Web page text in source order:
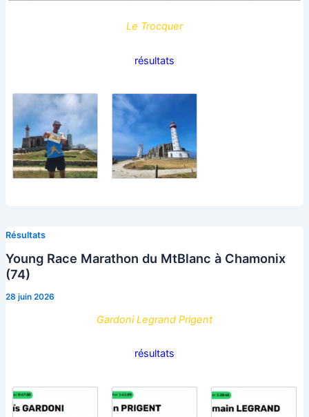
Le Trocquer
résultats
Résultats
Young Race Marathon du MtBlanc à Chamonix
(74)
28 juin 2026
Gardoni Legrand Prigent
résultats